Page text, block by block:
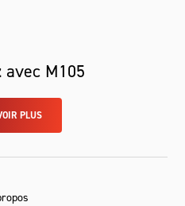
avec M105
PLUS